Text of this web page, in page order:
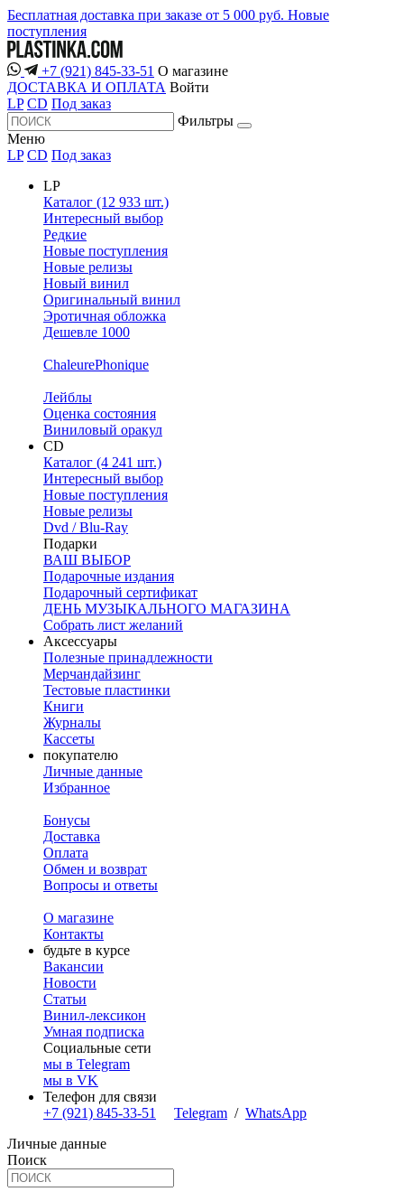
Бесплатная доставка при заказе от 5 000 руб. Новые
поступления
+7 (921) 845-33-51 О магазине
ДОСТАВКА И ОПЛАТА Войти
LP CD Под заказ
Фильтры
Меню
LP CD Под заказ
LP
Каталог (12 933 шт.)
Интересный выбор
Редкие
Новые поступления
Новые релизы
Новый винил
Оригинальный винил
Эротичная обложка
Дешевле 1000
ChaleurePhonique
Лейблы
Оценка состояния
Виниловый оракул
CD
Каталог (4 241 шт.)
Интересный выбор
Новые поступления
Новые релизы
Dvd / Blu-Ray
Подарки
ВАШ ВЫБОР
Подарочные издания
Подарочный сертификат
ДЕНЬ МУЗЫКАЛЬНОГО МАГАЗИНА
Собрать лист желаний
Аксессуары
Полезные принадлежности
Мерчандайзинг
Тестовые пластинки
Книги
Журналы
Кассеты
покупателю
Личные данные
Избранное
Бонусы
Доставка
Оплата
Обмен и возврат
Вопросы и ответы
О магазине
Контакты
будьте в курсе
Вакансии
Новости
Статьи
Винил-лексикон
Умная подписка
Социальные сети
мы в Telegram
мы в VK
Телефон для связи
+7 (921) 845-33-51
Telegram / WhatsApp
Личные данные
Поиск